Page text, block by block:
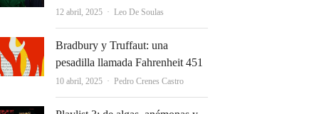
12 abril, 2025 Autor
Leo De Soulas
Bradbury y Truffaut: una
pesadilla llamada Fahrenheit 451
10 abril, 2025 Autor
Pedro Crenes Castro